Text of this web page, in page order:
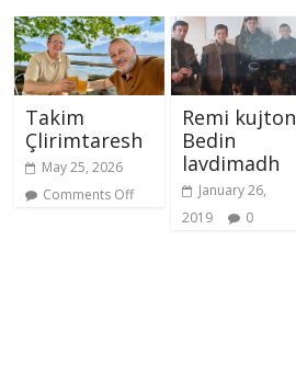
Takim
Çlirimtaresh
May 25, 2026
Comments Off
Remi kujton
Bedin
lavdimadh
January 26,
2019
0